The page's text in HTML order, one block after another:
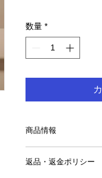
数量 *
商品情報
明に加え、商品の
返品・返金ポリシー